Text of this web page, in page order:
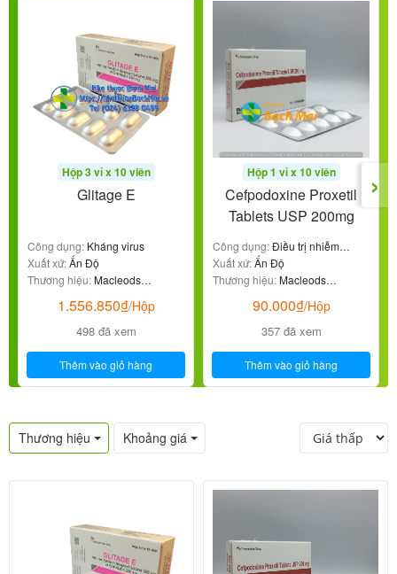
Hộp 3 vỉ x 10 viên
Glitage E
Công dụng: Kháng virus
Xuất xứ:Ấn Độ
Thương hiệu:Macleods
1.556.850₫/Hộp
498 đã xem
Thêm vào giỏ hàng
Hộp 1 vỉ x 10 viên
Cefpodoxine Proxetil
Tablets USP 200mg
Công dụng:Điều trị nhiễm
khuẩn
Xuất xứ:Ấn Độ
Thương hiệu:Macleods
90.000₫/Hộp
357 đã xem
Thêm vào giỏ hàng
›
Thương hiệu Khoảng giá